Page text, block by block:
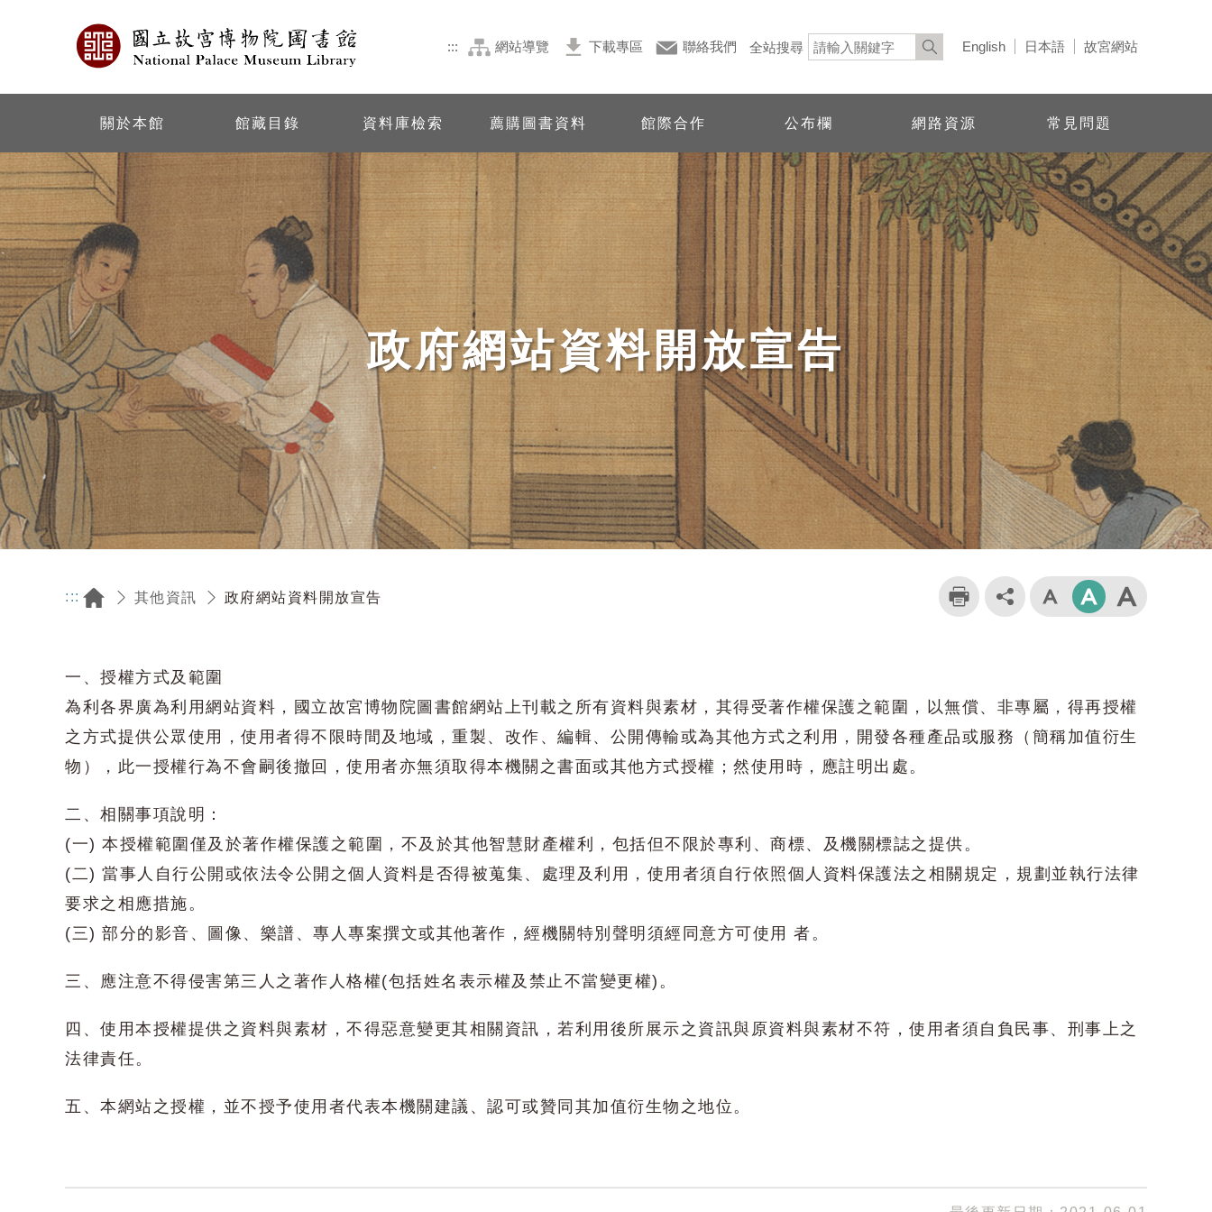
::: 網站導覽 下載專區 聯絡我們 全站搜尋 English 日本語 故宮網站
關於本館 館藏目錄 資料庫檢索 薦購圖書資料 館際合作 公布欄 網路資源 常見問題
政府網站資料開放宣告
::: 其他資訊 政府網站資料開放宣告
一、授權方式及範圍
為利各界廣為利用網站資料，國立故宮博物院圖書館網站上刊載之所有資料與素材，其得受著作權保護之範圍，以無償、非專屬，得再授權
之方式提供公眾使用，使用者得不限時間及地域，重製、改作、編輯、公開傳輸或為其他方式之利用，開發各種產品或服務（簡稱加值衍生
物），此一授權行為不會嗣後撤回，使用者亦無須取得本機關之書面或其他方式授權；然使用時，應註明出處。
二、相關事項說明：
(一) 本授權範圍僅及於著作權保護之範圍，不及於其他智慧財產權利，包括但不限於專利、商標、及機關標誌之提供。
(二) 當事人自行公開或依法令公開之個人資料是否得被蒐集、處理及利用，使用者須自行依照個人資料保護法之相關規定，規劃並執行法律
要求之相應措施。
(三) 部分的影音、圖像、樂譜、專人專案撰文或其他著作，經機關特別聲明須經同意方可使用 者。
三、應注意不得侵害第三人之著作人格權(包括姓名表示權及禁止不當變更權)。
四、使用本授權提供之資料與素材，不得惡意變更其相關資訊，若利用後所展示之資訊與原資料與素材不符，使用者須自負民事、刑事上之
法律責任。
五、本網站之授權，並不授予使用者代表本機關建議、認可或贊同其加值衍生物之地位。